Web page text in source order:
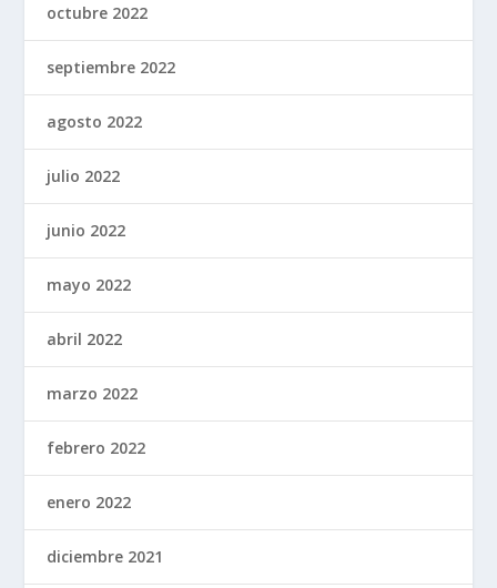
octubre 2022
septiembre 2022
agosto 2022
julio 2022
junio 2022
mayo 2022
abril 2022
marzo 2022
febrero 2022
enero 2022
diciembre 2021